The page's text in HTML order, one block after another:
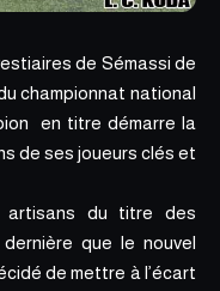
de Sémassi de
championnat national
en titre démarre la
de ses joueurs clés et
du titre des
que le nouvel
de mettre à l’écart